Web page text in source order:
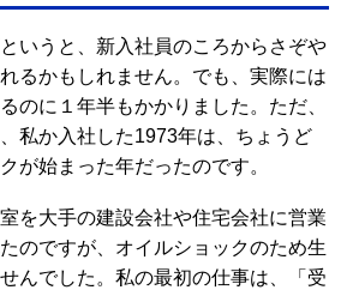
いうと、新入社員のころからさぞや
るかもしれません。でも、実際には
のに１年半もかかりました。ただ、
私か入社した1973年は、ちょうど
が始まった年だったのです。
を大手の建設会社や住宅会社に営業
のですが、オイルショックのため生
んでした。私の最初の仕事は、「受